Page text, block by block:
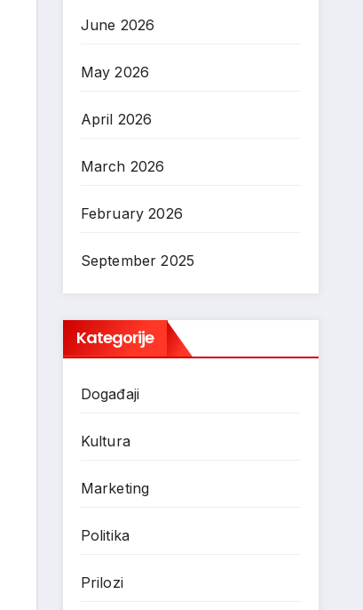
June 2026
May 2026
April 2026
March 2026
February 2026
September 2025
Kategorije
Događaji
Kultura
Marketing
Politika
Prilozi